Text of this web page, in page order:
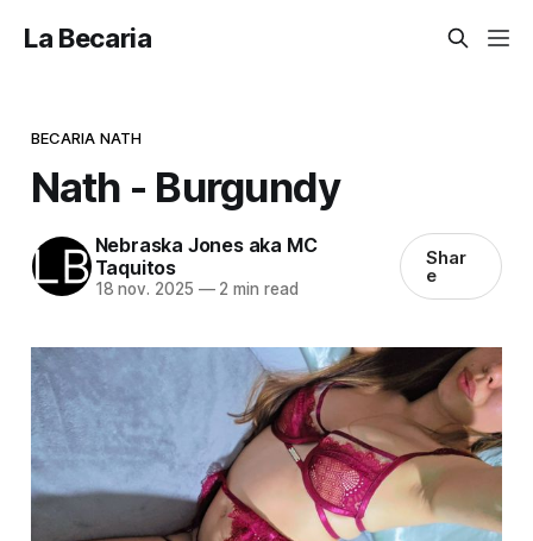
La Becaria
BECARIA NATH
Nath - Burgundy
Nebraska Jones aka MC
Taquitos
18 nov. 2025 —2 min read
Shar
e